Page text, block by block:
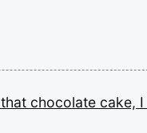
that chocolate cake, I